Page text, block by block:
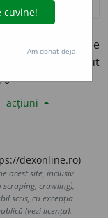
înalt, cu frunze
culori, plăcut
acțiuni
dexonline.ro)
acest site, inclusiv
crawling),
scris, cu excepția
(vezi licența).
Am donat deja.